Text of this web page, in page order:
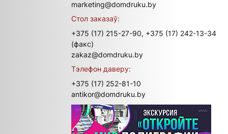
marketing@domdruku.by
Стол заказаў:
+375 (17) 215-27-90, +375 (17) 242-13-34
(факс)
zakaz@domdruku.by
Тэлефон даверу:
+375 (17) 252-81-10
antikor@domdruku.by